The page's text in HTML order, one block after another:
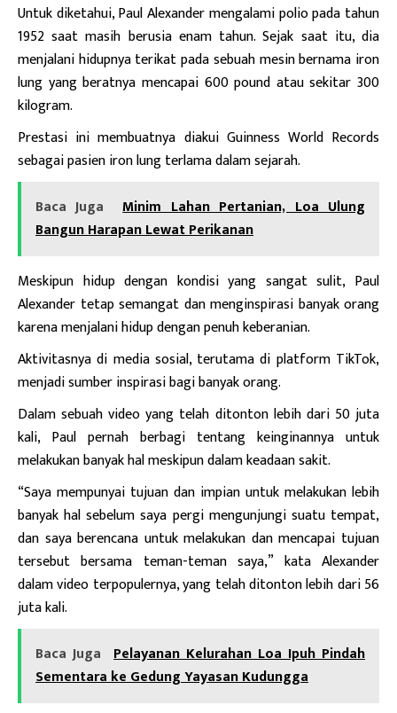
Untuk diketahui, Paul Alexander mengalami polio pada tahun
1952 saat masih berusia enam tahun. Sejak saat itu, dia
menjalani hidupnya terikat pada sebuah mesin bernama iron
lung yang beratnya mencapai 600 pound atau sekitar 300
kilogram.
Prestasi ini membuatnya diakui Guinness World Records
sebagai pasien iron lung terlama dalam sejarah.
Baca Juga
Minim Lahan Pertanian, Loa Ulung
Bangun Harapan Lewat Perikanan
Meskipun hidup dengan kondisi yang sangat sulit, Paul
Alexander tetap semangat dan menginspirasi banyak orang
karena menjalani hidup dengan penuh keberanian.
Aktivitasnya di media sosial, terutama di platform TikTok,
menjadi sumber inspirasi bagi banyak orang.
Dalam sebuah video yang telah ditonton lebih dari 50 juta
kali, Paul pernah berbagi tentang keinginannya untuk
melakukan banyak hal meskipun dalam keadaan sakit.
“Saya mempunyai tujuan dan impian untuk melakukan lebih
banyak hal sebelum saya pergi mengunjungi suatu tempat,
dan saya berencana untuk melakukan dan mencapai tujuan
tersebut bersama teman-teman saya,” kata Alexander
dalam video terpopulernya, yang telah ditonton lebih dari 56
juta kali.
Baca Juga Pelayanan Kelurahan Loa Ipuh Pindah
Sementara ke Gedung Yayasan Kudungga